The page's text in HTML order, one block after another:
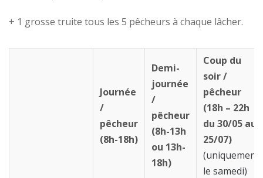
+ 1 grosse truite tous les 5 pêcheurs à chaque lâcher.
Journée
/
pêcheur
(8h-18h)
Demi-
journée
/
pêcheur
(8h-13h
ou 13h-
18h)
Coup du
soir /
pêcheur
(18h – 22h
du 30/05 au
25/07)
(uniquement
le samedi)